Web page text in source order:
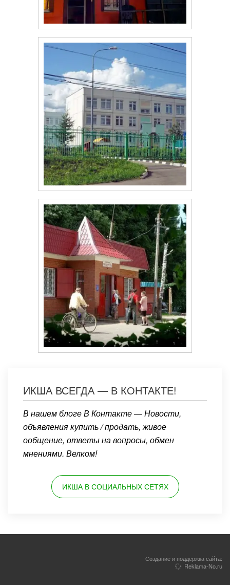
ИКША ВСЕГДА — В КОНТАКТЕ!
В нашем блоге В Контакте — Новости,
объявления купить / продать, живое
ообщение, ответы на вопросы, обмен
мнениями. Велком!
ИКША В СОЦИАЛЬНЫХ СЕТЯХ
Создание и поддержка сайта:
Reklama-No.ru